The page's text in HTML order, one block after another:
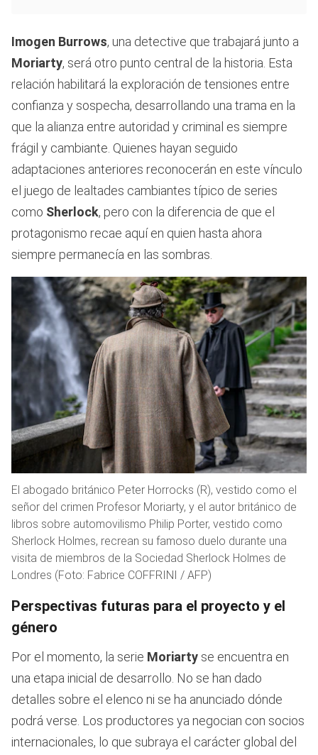
Imogen Burrows, una detective que trabajará junto a
Moriarty, será otro punto central de la historia. Esta
relación habilitará la exploración de tensiones entre
confianza y sospecha, desarrollando una trama en la
que la alianza entre autoridad y criminal es siempre
frágil y cambiante. Quienes hayan seguido
adaptaciones anteriores reconocerán en este vínculo
el juego de lealtades cambiantes típico de series
como Sherlock, pero con la diferencia de que el
protagonismo recae aquí en quien hasta ahora
siempre permanecía en las sombras.
El abogado británico Peter Horrocks (R), vestido como el
señor del crimen Profesor Moriarty, y el autor británico de
libros sobre automovilismo Philip Porter, vestido como
Sherlock Holmes, recrean su famoso duelo durante una
visita de miembros de la Sociedad Sherlock Holmes de
Londres (Foto: Fabrice COFFRINI / AFP)
Perspectivas futuras para el proyecto y el
género
Por el momento, la serie Moriarty se encuentra en
una etapa inicial de desarrollo. No se han dado
detalles sobre el elenco ni se ha anunciado dónde
podrá verse. Los productores ya negocian con socios
internacionales, lo que subraya el carácter global del